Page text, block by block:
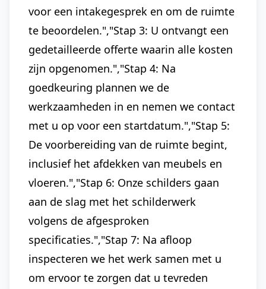
voor een intakegesprek en om de ruimte
te beoordelen.","Stap 3: U ontvangt een
gedetailleerde offerte waarin alle kosten
zijn opgenomen.","Stap 4: Na
goedkeuring plannen we de
werkzaamheden in en nemen we contact
met u op voor een startdatum.","Stap 5:
De voorbereiding van de ruimte begint,
inclusief het afdekken van meubels en
vloeren.","Stap 6: Onze schilders gaan
aan de slag met het schilderwerk
volgens de afgesproken
specificaties.","Stap 7: Na afloop
inspecteren we het werk samen met u
om ervoor te zorgen dat u tevreden